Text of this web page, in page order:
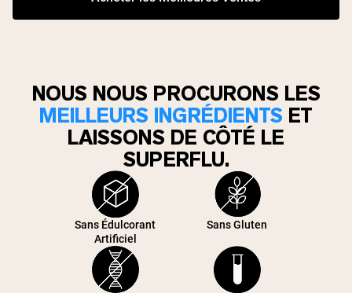
NOUS NOUS PROCURONS LES
MEILLEURS INGRÉDIENTS ET
LAISSONS DE CÔTÉ LE
SUPERFLU.
Sans Édulcorant
Artificiel
Sans Gluten